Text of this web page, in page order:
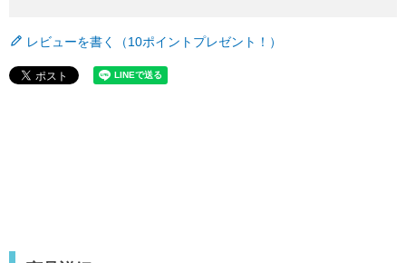
レビューを書く（10ポイントプレゼント！）